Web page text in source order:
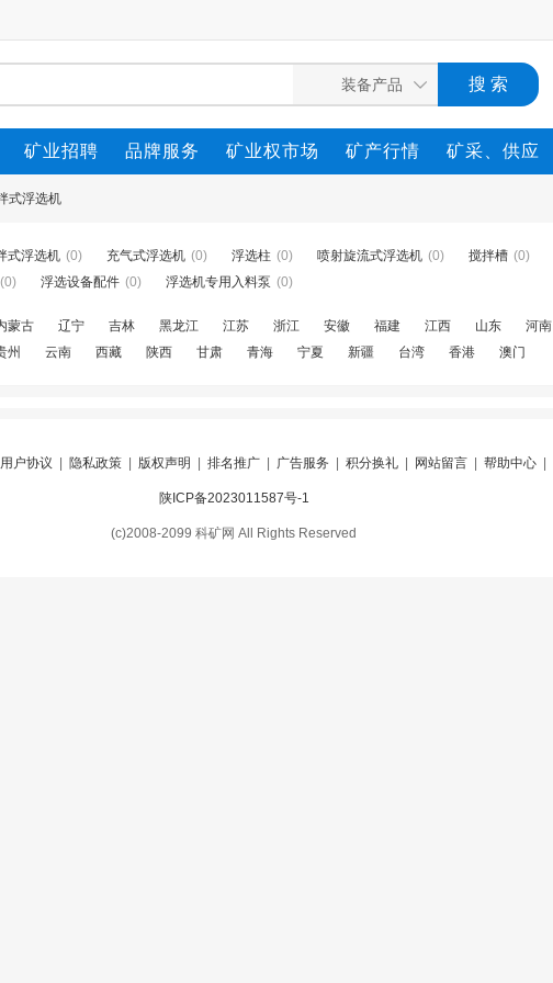
矿业招聘 品牌服务 矿业权市场 矿产行情 矿采、供应
式浮选机
式浮选机 (0) 充气式浮选机 (0) 浮选柱 (0) 喷射旋流式浮选机 (0) 搅拌槽 (0)
(0) 浮选设备配件 (0) 浮选机专用入料泵 (0)
蒙古 辽宁 吉林 黑龙江 江苏 浙江 安徽 福建 江西 山东
河南
州 云南 西藏 陕西 甘肃 青海 宁夏 新疆 台湾 香港 澳门
用户协议 隐私政策 版权声明 排名推广 广告服务 积分换礼 网站留言 帮助中心
陕ICP备2023011587号-1
(c)2008-2099 科矿网 All Rights Reserved